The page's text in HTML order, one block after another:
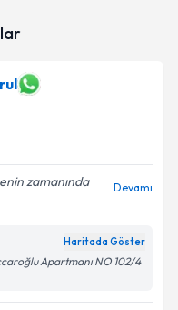
zamanında
Devamı
Haritada Göster
Apartmanı NO 102/4